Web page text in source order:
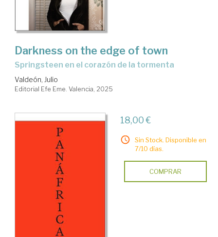
Darkness on the edge of town
Springsteen en el corazón de la tormenta
Valdeón, Julio
Editorial Efe Eme. Valencia, 2025
18,00 €
Sin Stock. Disponible en
7/10 días.
COMPRAR